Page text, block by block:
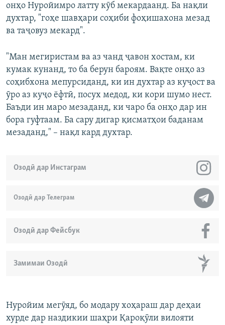
онҳо Нуройимро латту кӯб мекардаанд. Ба нақли
духтар, "гоҳе шавҳари соҳиби фоҳишахона мезад
ва таҷовуз мекард".
"Ман мегиристам ва аз чанд ҷавон хостам, ки
кумак кунанд, то ба берун бароям. Вақте онҳо аз
соҳибхона мепурсиданд, ки ин духтар аз куҷост ва
ӯро аз куҷо ёфтӣ, посух медод, ки кори шумо нест.
Баъди ин маро мезаданд, ки чаро ба онҳо дар ин
бора гуфтаам. Ба сару дигар қисматҳои баданам
мезаданд," – нақл кард духтар.
Замимаи Озодӣ
Озодӣ дар Телеграм
Озодӣ дар Фейсбук
Озодӣ дар Инстаграм
Нуройим мегӯяд, бо модару хоҳараш дар деҳаи
хурде дар наздикии шаҳри Қароқӯли вилояти